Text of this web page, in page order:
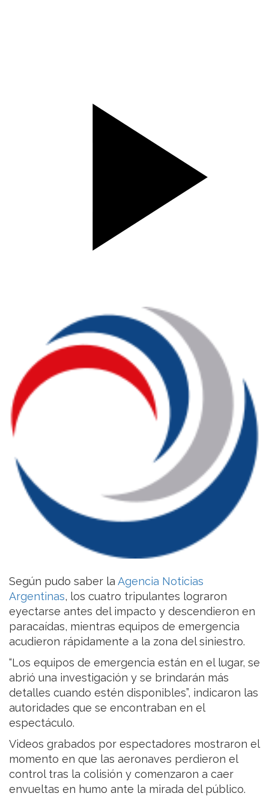
Según pudo saber la Agencia Noticias
Argentinas, los cuatro tripulantes lograron
eyectarse antes del impacto y descendieron en
paracaídas, mientras equipos de emergencia
acudieron rápidamente a la zona del siniestro.
“Los equipos de emergencia están en el lugar, se
abrió una investigación y se brindarán más
detalles cuando estén disponibles”, indicaron las
autoridades que se encontraban en el
espectáculo.
Videos grabados por espectadores mostraron el
momento en que las aeronaves perdieron el
control tras la colisión y comenzaron a caer
envueltas en humo ante la mirada del público.